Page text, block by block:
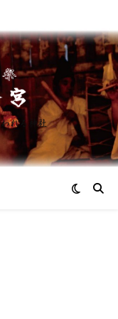
れる神社